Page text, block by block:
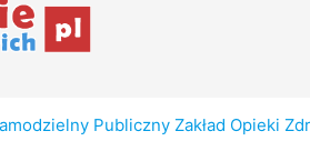
Publiczny Zakład Opieki